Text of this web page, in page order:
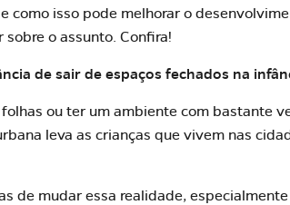
como isso pode melhorar o
o assunto. Confira!
de sair de espaços fechados na
ou ter um ambiente com bastante
leva as crianças que vivem nas
de mudar essa realidade,